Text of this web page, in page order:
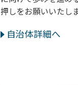
押しをお願いいたしま
自治体詳細へ